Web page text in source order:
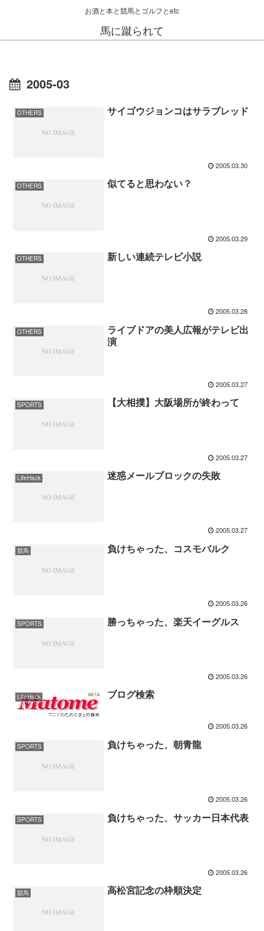
お酒と本と競馬とゴルフとetc
馬に蹴られて
2005-03
OTHERS サイゴウジョンコはサラブレッド
2005.03.30
OTHERS 似てると思わない？
2005.03.29
OTHERS 新しい連続テレビ小説
2005.03.28
OTHERS
ライブドアの美人広報がテレビ出
演
2005.03.27
SPORTS 【大相撲】大阪場所が終わって
2005.03.27
LifeHack 迷惑メールブロックの失敗
2005.03.27
競馬 負けちゃった、コスモバルク
2005.03.26
SPORTS 勝っちゃった、楽天イーグルス
2005.03.26
LifeHack ブログ検索
2005.03.26
SPORTS 負けちゃった、朝青龍
2005.03.26
SPORTS 負けちゃった、サッカー日本代表
2005.03.26
競馬 高松宮記念の枠順決定